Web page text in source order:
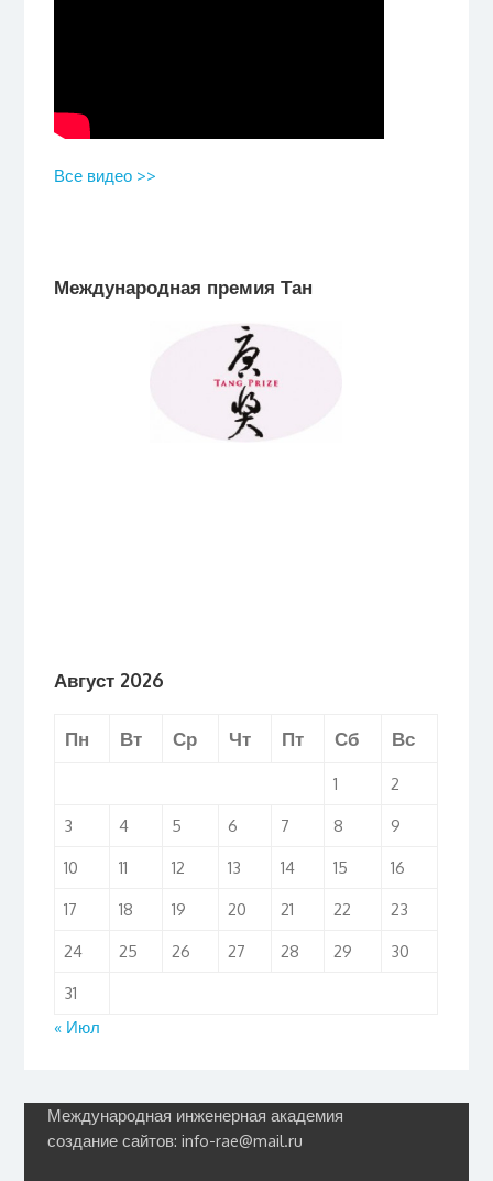
Все видео >>
Международная премия Тан
Август 2026
Пн Вт Ср Чт Пт Сб Вс
1
2
3
4 5 6 7 8
9
10
11 12 13 14 15
16
17
18 19 20 21 22
23
24
25 26 27 28 29
30
31
« Июл
Международная инженерная академия
создание сайтов: info-rae@mail.ru